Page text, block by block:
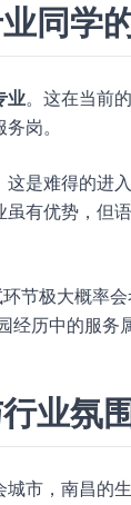
同学
业。这在当前
岗。
是难得的进
有优势，但
节极大概率
经历中的服务
业氛
城市，南昌的